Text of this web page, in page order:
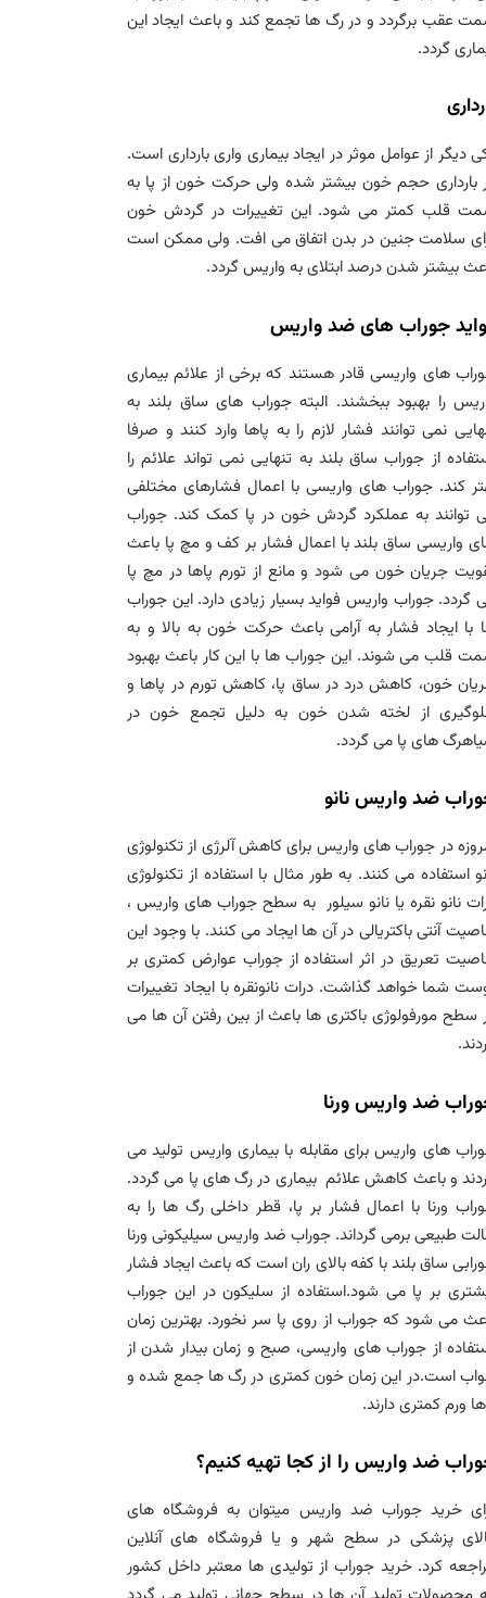
عقب برگردد و در رگ ها تجمع کند و باعث ایجاد این
گردد.
دیگر از عوامل موثر در ایجاد بیماری واری بارداری است.
بارداری حجم خون بیشتر شده ولی حرکت خون از پا به
قلب کمتر می شود. این تغییرات در گردش خون
سلامت جنین در بدن اتفاق می افت. ولی ممکن است
بیشتر شدن درصد ابتلای به واریس گردد.
جوراب های ضد واریس
های واریسی قادر هستند که برخی از علائم بیماری
را بهبود ببخشند. البته جوراب های ساق بلند به
نمی توانند فشار لازم را به پاها وارد کنند و صرفا
از جوراب ساق بلند به تنهایی نمی تواند علائم را
کند. جوراب های واریسی با اعمال فشارهای مختلفی
توانند به عملکرد گردش خون در پا کمک کند. جوراب
واریسی ساق بلند با اعمال فشار بر کف و مچ پا باعث
جریان خون می شود و مانع از تورم پاها در مچ پا
گردد. جوراب واریس فواید بسیار زیادی دارد. این جوراب
با ایجاد فشار به آرامی باعث حرکت خون به بالا و به
قلب می شوند. این جوراب ها با این کار باعث بهبود
خون، کاهش درد در ساق پا، کاهش تورم در پاها و
از لخته شدن خون به دلیل تجمع خون در
های پا می گردد.
ضد واریس نانو
در جوراب های واریس برای کاهش آلرژی از تکنولوژی
استفاده می کنند. به طور مثال با استفاده از تکنولوژی
نانو نقره یا نانو سیلور به سطح جوراب های واریس ،
آنتی باکتریالی در آن ها ایجاد می کنند. با وجود این
تعریق در اثر استفاده از جوراب عوارض کمتری بر
شما خواهد گذاشت. درات نانونقره با ایجاد تغییرات
سطح مورفولوژی باکتری ها باعث از بین رفتن آن ها می
ضد واریس ورنا
های واریس برای مقابله با بیماری واریس تولید می
و باعث کاهش علائم بیماری در رگ های پا می گردد.
ورنا با اعمال فشار بر پا، قطر داخلی رگ ها را به
طبیعی برمی گرداند. جوراب ضد واریس سیلیکونی ورنا
ساق بلند با کفه بالای ران است که باعث ایجاد فشار
بر پا می شود.استفاده از سلیکون در این جوراب
می شود که جوراب از روی پا سر نخورد. بهترین زمان
از جوراب های واریسی، صبح و زمان بیدار شدن از
است.در این زمان خون کمتری در رگ ها جمع شده و
ورم کمتری دارند.
ضد واریس را از کجا تهیه کنیم؟
خرید جوراب ضد واریس میتوان به فروشگاه های
پزشکی در سطح شهر و یا فروشگاه های آنلاین
کرد. خرید جوراب از تولیدی ها معتبر داخل کشور